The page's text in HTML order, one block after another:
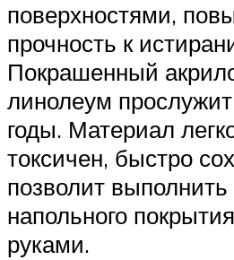
поверхностями,
прочность к
Покрашенный
линолеум
годы. Материал
токсичен, быстро
позволит выполнить
напольного
руками.